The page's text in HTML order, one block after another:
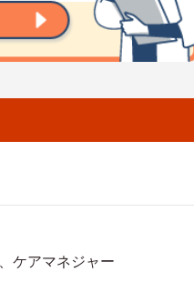
ケアマネジャー